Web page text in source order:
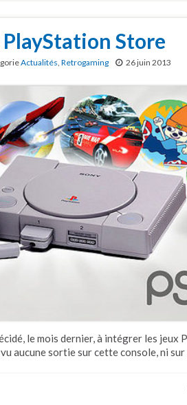
Store
Actualités, Retrogaming 26 juin 2013
le mois dernier, à intégrer les jeux
vu aucune sortie sur cette console, ni